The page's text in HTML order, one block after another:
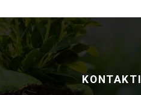
KONTAKTI